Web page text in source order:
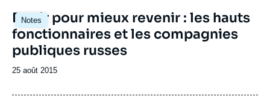
Notes
Partir pour mieux revenir : les hauts
fonctionnaires et les compagnies
publiques russes
Date
publication
25 août 2015